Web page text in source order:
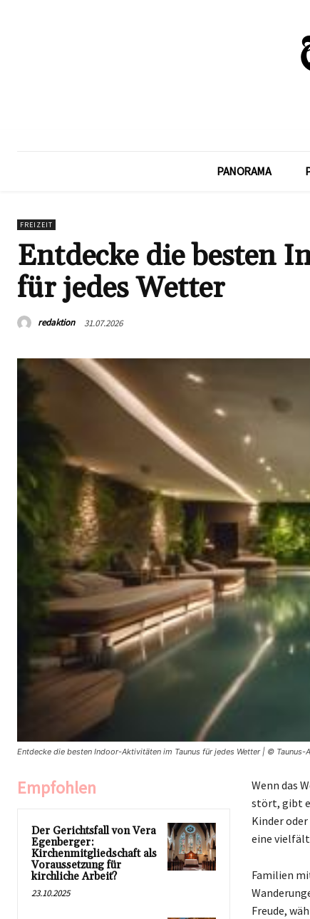
PANORAMA
FREIZEIT
Entdecke die besten
für jedes Wetter
redaktion 31.07.2026
Entdecke die besten Indoor-Aktivitäten im Taunus für jedes Wetter | © Taunus-
Empfohlen
Der Gerichtsfall von Vera
Egenberger:
Kirchenmitgliedschaft als
Voraussetzung für
kirchliche Arbeit?
23.10.2025
Wenn das
stört, gibt
Kinder
eine
Familien
Freude,